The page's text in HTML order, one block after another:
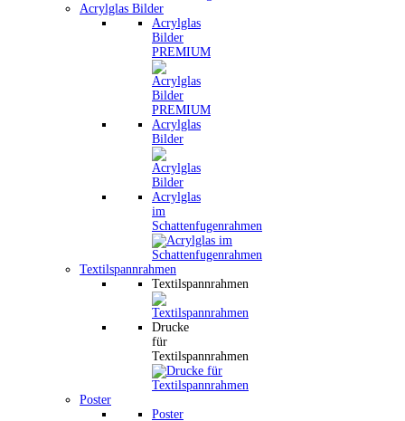
Acrylglas Bilder
Acrylglas
Bilder
PREMIUM
Acrylglas
Bilder
Acrylglas
im
Schattenfugenrahmen
Textilspannrahmen
Textilspannrahmen
Drucke
für
Textilspannrahmen
Poster
Poster